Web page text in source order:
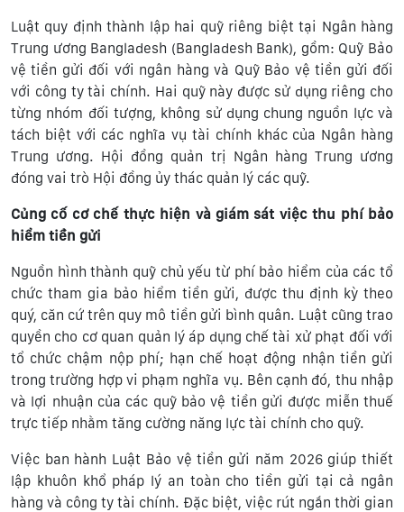
Luật quy định thành lập hai quỹ riêng biệt tại Ngân hàng
Trung ương Bangladesh (Bangladesh Bank), gồm: Quỹ Bảo
vệ tiền gửi đối với ngân hàng và Quỹ Bảo vệ tiền gửi đối
với công ty tài chính. Hai quỹ này được sử dụng riêng cho
từng nhóm đối tượng, không sử dụng chung nguồn lực và
tách biệt với các nghĩa vụ tài chính khác của Ngân hàng
Trung ương. Hội đồng quản trị Ngân hàng Trung ương
đóng vai trò Hội đồng ủy thác quản lý các quỹ.
Củng cố cơ chế thực hiện và giám sát việc thu phí bảo
hiểm tiền gửi
Nguồn hình thành quỹ chủ yếu từ phí bảo hiểm của các tổ
chức tham gia bảo hiểm tiền gửi, được thu định kỳ theo
quý, căn cứ trên quy mô tiền gửi bình quân. Luật cũng trao
quyền cho cơ quan quản lý áp dụng chế tài xử phạt đối với
tổ chức chậm nộp phí; hạn chế hoạt động nhận tiền gửi
trong trường hợp vi phạm nghĩa vụ. Bên cạnh đó, thu nhập
và lợi nhuận của các quỹ bảo vệ tiền gửi được miễn thuế
trực tiếp nhằm tăng cường năng lực tài chính cho quỹ.
Việc ban hành Luật Bảo vệ tiền gửi năm 2026 giúp thiết
lập khuôn khổ pháp lý an toàn cho tiền gửi tại cả ngân
hàng và công ty tài chính. Đặc biệt, việc rút ngắn thời gian